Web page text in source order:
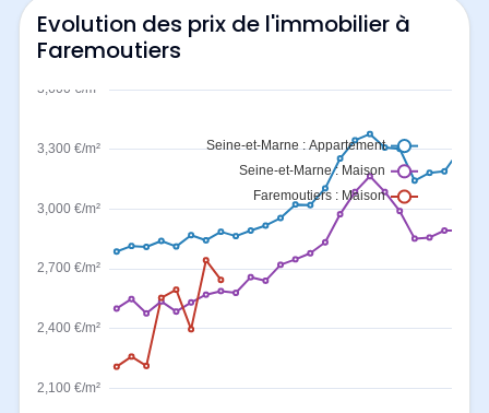
Evolution des prix de l'immobilier à
Faremoutiers